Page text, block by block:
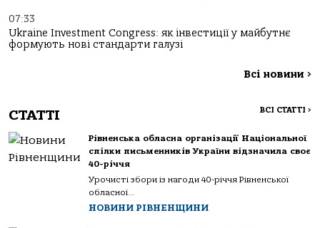
07:33
Ukraine Investment Congress: як інвестиції у майбутнє
формують нові стандарти галузі
Всі новини >
СТАТТІ ВСІ СТАТТІ >
Рівненська обласна організації Національної
спілки письменників України відзначила своє
40-річчя
Урочисті збори із нагоди 40-річчя Рівненської
обласної...
НОВИНИ РІВНЕНЩИНИ